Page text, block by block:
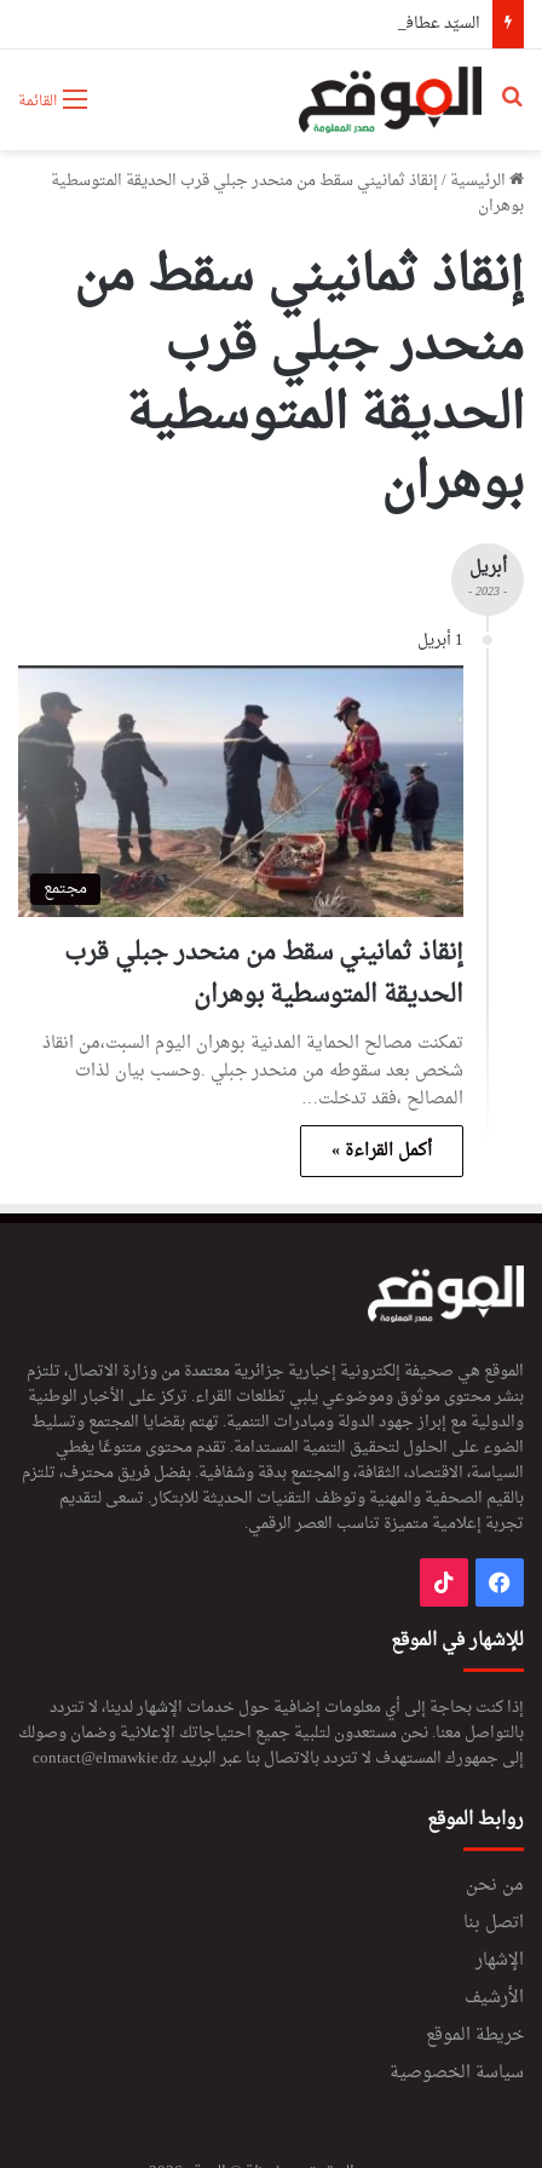
القائمة بحث عن
الرئيسية/إنقاذ ثمانيني سقط من منحدر جبلي قرب الحديقة المتوسطية
بوهران
إنقاذ ثمانيني سقط من
منحدر جبلي قرب
الحديقة المتوسطية
بوهران
أبريل
- 2023 -
1 أبريل
مجتمع
إنقاذ ثمانيني سقط من منحدر جبلي قرب
الحديقة المتوسطية بوهران
تمكنت مصالح الحماية المدنية بوهران اليوم السبت،من انقاذ
شخص بعد سقوطه من منحدر جبلي .وحسب بيان لذات
المصالح ،فقد تدخلت…
أكمل القراءة »
الموقع هي صحيفة إلكترونية إخبارية جزائرية معتمدة من وزارة الاتصال، تلتزم
بنشر محتوى موثوق وموضوعي يلبي تطلعات القراء. تركز على الأخبار الوطنية
والدولية مع إبراز جهود الدولة ومبادرات التنمية. تهتم بقضايا المجتمع وتسليط
الضوء على الحلول لتحقيق التنمية المستدامة. تقدم محتوى متنوعًا يغطي
السياسة، الاقتصاد، الثقافة، والمجتمع بدقة وشفافية. بفضل فريق محترف، تلتزم
بالقيم الصحفية والمهنية وتوظف التقنيات الحديثة للابتكار. تسعى لتقديم
تجربة إعلامية متميزة تناسب العصر الرقمي.
فيسبوك
للإشهار في الموقع
إذا كنت بحاجة إلى أي معلومات إضافية حول خدمات الإشهار لدينا، لا تتردد
بالتواصل معنا. نحن مستعدون لتلبية جميع احتياجاتك الإعلانية وضمان وصولك
إلى جمهورك المستهدف لا تتردد بالاتصال بنا عبر البريدcontact@elmawkie.dz
روابط الموقع
من نحن
اتصل بنا
الإشهار
الأرشيف
خريطة الموقع
سياسة الخصوصية